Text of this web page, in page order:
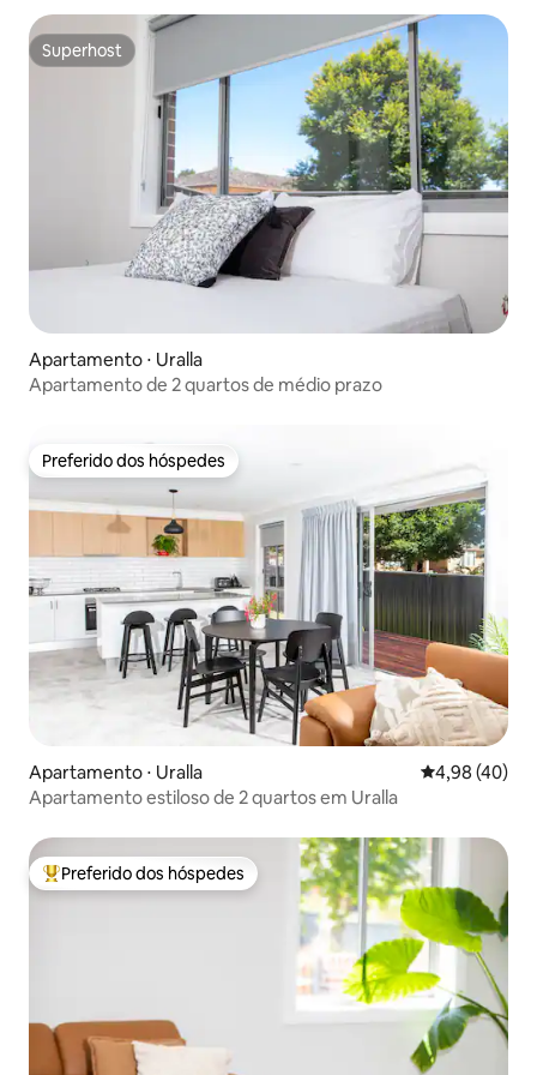
Superhost
Superhost
Apartamento ⋅ Uralla
Apartamento de 2 quartos de médio prazo
Preferido dos hóspedes
Preferido dos hóspedes
Apartamento ⋅ Uralla 4,98 de uma
4,98 (40)
Apartamento estiloso de 2 quartos em Uralla
Entre os melhores preferidos dos hóspedes
Preferido dos hóspedes